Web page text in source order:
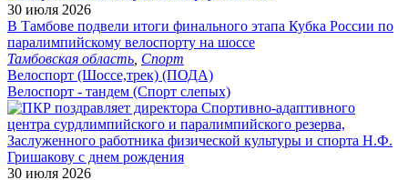
30 июля 2026
В Тамбове подвели итоги финального этапа Кубка России по
паралимпийскому велоспорту на шоссе
Тамбовская область Спорт
Велоспорт (Шоссе,трек) (ПОДА)
Велоспорт - тандем (Спорт слепых)
30 июля 2026